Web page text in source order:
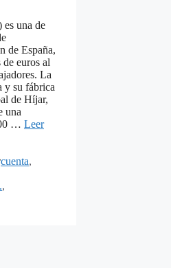
una de
de España,
euros al
La
y su fábrica
de Híjar,
una
… Leer
Etiquetas
cuenta,
,